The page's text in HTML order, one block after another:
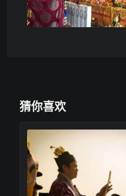
猜你喜欢